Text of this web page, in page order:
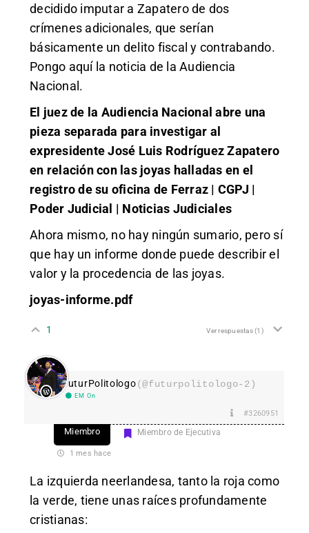
decidido imputar a Zapatero de dos
crímenes adicionales, que serían
básicamente un delito fiscal y contrabando.
Pongo aquí la noticia de la Audiencia
Nacional.
El juez de la Audiencia Nacional abre una
pieza separada para investigar al
expresidente José Luis Rodríguez Zapatero
en relación con las joyas halladas en el
registro de su oficina de Ferraz | CGPJ |
Poder Judicial | Noticias Judiciales
Ahora mismo, no hay ningún sumario, pero sí
que hay un informe donde puede describir el
valor y la procedencia de las joyas.
joyas-informe.pdf
1 Ver respuestas(1)
FuturPolitologo(@futurpolitologo-2)
EM On
#3260951
Miembro Miembro de Ejecutiva
1 mes hace
La izquierda neerlandesa, tanto la roja como
la verde, tiene unas raíces profundamente
cristianas: